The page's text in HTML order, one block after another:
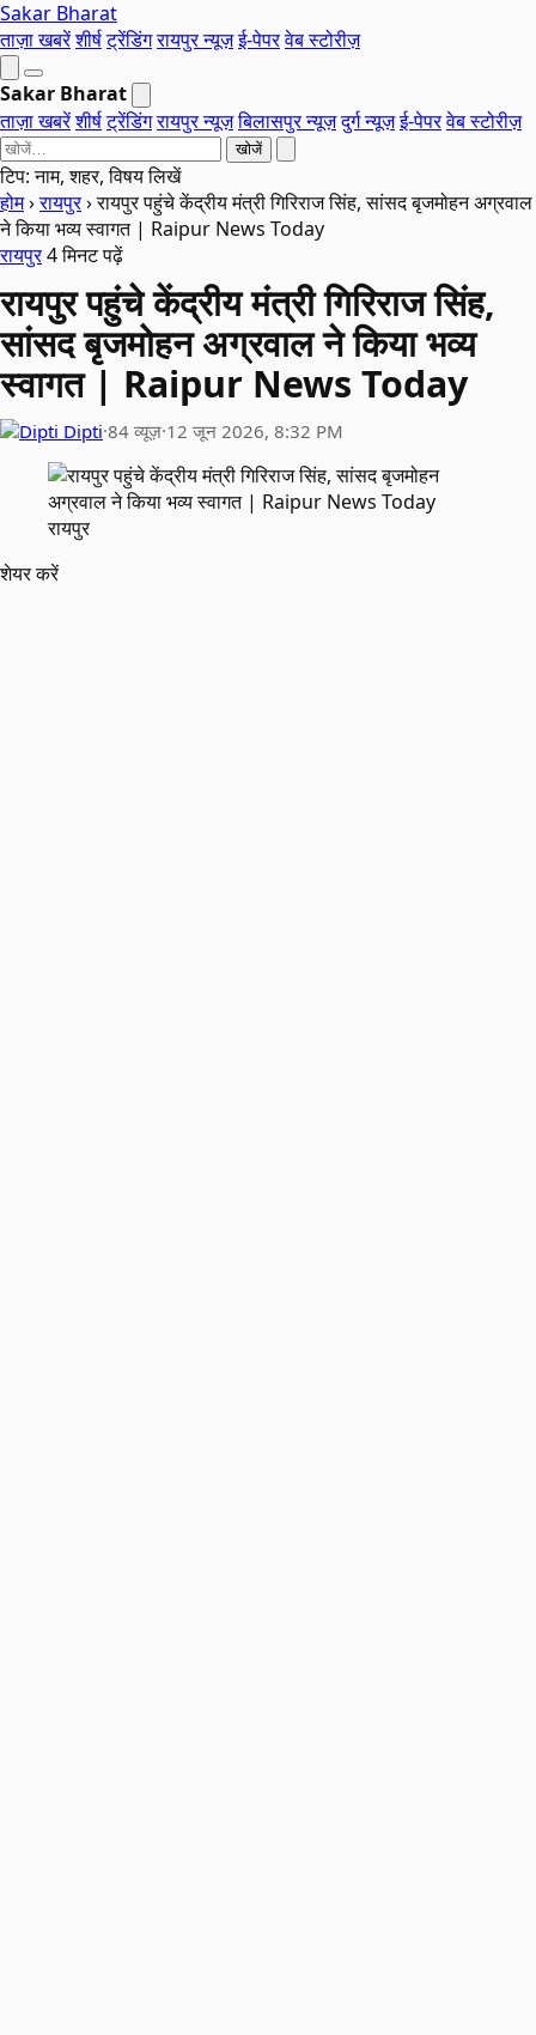
Sakar Bharat
ताज़ा खबरेंशीर्षट्रेंडिंगरायपुर न्यूज़ई-पेपरवेब स्टोरीज़
Sakar Bharat
ताज़ा खबरेंशीर्षट्रेंडिंगरायपुर न्यूज़बिलासपुर न्यूज़दुर्ग न्यूज़ई-पेपरवेब स्टोरीज़
खोजें
टिप: नाम, शहर, विषय लिखें
होम›रायपुर›रायपुर पहुंचे केंद्रीय मंत्री गिरिराज सिंह, सांसद बृजमोहन अग्रवाल
ने किया भव्य स्वागत | Raipur News Today
रायपुर4 मिनट पढ़ें
रायपुर पहुंचे केंद्रीय मंत्री गिरिराज सिंह,
सांसद बृजमोहन अग्रवाल ने किया भव्य
स्वागत | Raipur News Today
Dipti·84 व्यूज़·12 जून 2026, 8:32 PM
रायपुर
शेयर करें